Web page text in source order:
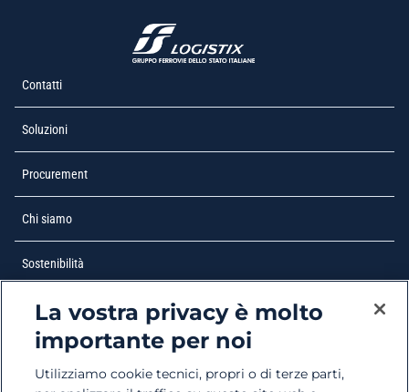
Contatti
Soluzioni
Procurement
Chi siamo
Sostenibilità
Lavora con noi
si apre in una nuova scheda
Filiere
La vostra privacy è molto
importante per noi
Utilizziamo cookie tecnici, propri o di terze parti,